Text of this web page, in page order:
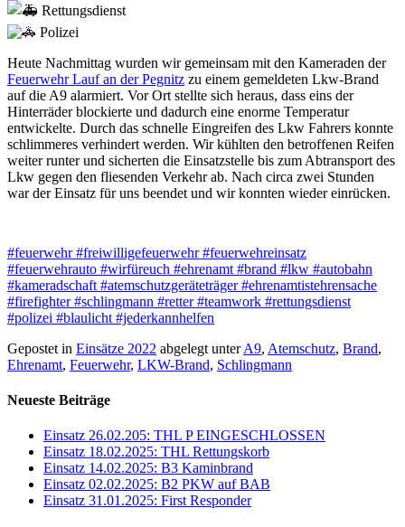
Rettungsdienst
Polizei
Heute Nachmittag wurden wir gemeinsam mit den Kameraden der
Feuerwehr Lauf an der Pegnitz zu einem gemeldeten Lkw-Brand
auf die A9 alarmiert. Vor Ort stellte sich heraus, dass eins der
Hinterräder blockierte und dadurch eine enorme Temperatur
entwickelte. Durch das schnelle Eingreifen des Lkw Fahrers konnte
schlimmeres verhindert werden. Wir kühlten den betroffenen Reifen
weiter runter und sicherten die Einsatzstelle bis zum Abtransport des
Lkw gegen den fliesenden Verkehr ab. Nach circa zwei Stunden
war der Einsatz für uns beendet und wir konnten wieder einrücken.
#feuerwehr#freiwilligefeuerwehr#feuerwehreinsatz
#feuerwehrauto #wirfüreuch #ehrenamt #brand #lkw #autobahn
#kameradschaft #atemschutzgeräteträger#ehrenamtistehrensache
#firefighter#schlingmann #retter#teamwork #rettungsdienst
#polizei #blaulicht #jederkannhelfen
Gepostet in Einsätze 2022 abgelegt unterA9, Atemschutz, Brand,
Ehrenamt, Feuerwehr, LKW-Brand, Schlingmann
Neueste Beiträge
Einsatz 26.02.205: THL P EINGESCHLOSSEN
Einsatz 18.02.2025: THL Rettungskorb
Einsatz 14.02.2025: B3 Kaminbrand
Einsatz 02.02.2025: B2 PKW auf BAB
Einsatz 31.01.2025: First Responder